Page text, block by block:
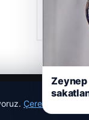
Çerez Politikamız
Zeynep